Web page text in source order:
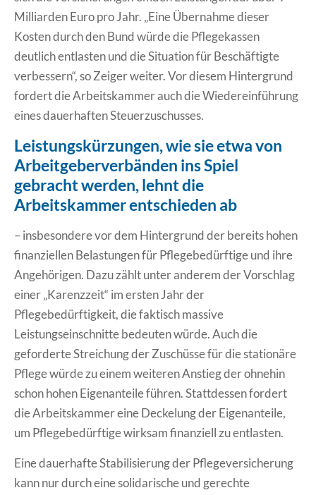
Milliarden Euro pro Jahr. „Eine Übernahme dieser
Kosten durch den Bund würde die Pflegekassen
deutlich entlasten und die Situation für Beschäftigte
verbessern“, so Zeiger weiter. Vor diesem Hintergrund
fordert die Arbeitskammer auch die Wiedereinführung
eines dauerhaften Steuerzuschusses.
Leistungskürzungen, wie sie etwa von
Arbeitgeberverbänden ins Spiel
gebracht werden, lehnt die
Arbeitskammer entschieden ab
– insbesondere vor dem Hintergrund der bereits hohen
finanziellen Belastungen für Pflegebedürftige und ihre
Angehörigen. Dazu zählt unter anderem der Vorschlag
einer „Karenzzeit“ im ersten Jahr der
Pflegebedürftigkeit, die faktisch massive
Leistungseinschnitte bedeuten würde. Auch die
geforderte Streichung der Zuschüsse für die stationäre
Pflege würde zu einem weiteren Anstieg der ohnehin
schon hohen Eigenanteile führen. Stattdessen fordert
die Arbeitskammer eine Deckelung der Eigenanteile,
um Pflegebedürftige wirksam finanziell zu entlasten.
Eine dauerhafte Stabilisierung der Pflegeversicherung
kann nur durch eine solidarische und gerechte